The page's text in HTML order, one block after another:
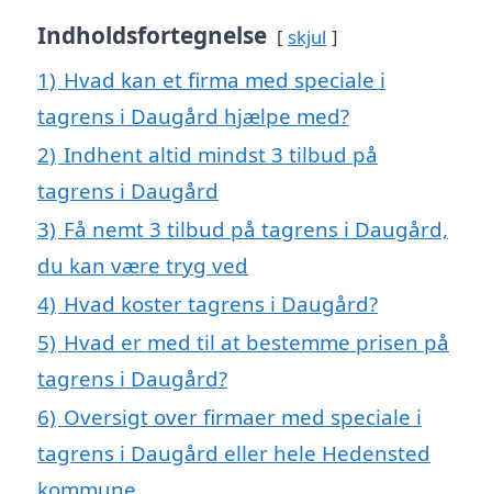
Indholdsfortegnelse skjul
1) Hvad kan et firma med speciale i
tagrens i Daugård hjælpe med?
2) Indhent altid mindst 3 tilbud på
tagrens i Daugård
3) Få nemt 3 tilbud på tagrens i Daugård,
du kan være tryg ved
4) Hvad koster tagrens i Daugård?
5) Hvad er med til at bestemme prisen på
tagrens i Daugård?
6) Oversigt over firmaer med speciale i
tagrens i Daugård eller hele Hedensted